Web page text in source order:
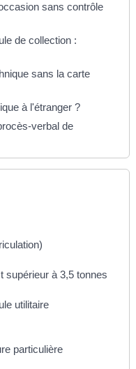
sans contrôle
de collection :
sans la carte
à l'étranger ?
verbal de
supérieur à 3,5 tonnes
utilitaire
particulière